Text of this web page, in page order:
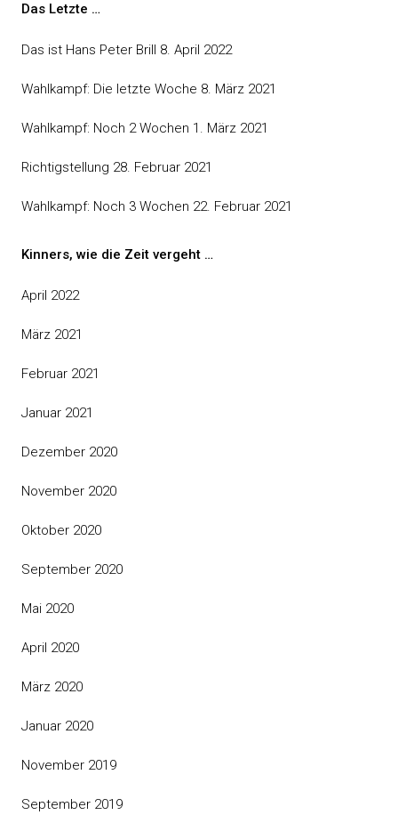
Das Letzte …
Das ist Hans Peter Brill 8. April 2022
Wahlkampf: Die letzte Woche 8. März 2021
Wahlkampf: Noch 2 Wochen 1. März 2021
Richtigstellung 28. Februar 2021
Wahlkampf: Noch 3 Wochen 22. Februar 2021
Kinners, wie die Zeit vergeht …
April 2022
März 2021
Februar 2021
Januar 2021
Dezember 2020
November 2020
Oktober 2020
September 2020
Mai 2020
April 2020
März 2020
Januar 2020
November 2019
September 2019